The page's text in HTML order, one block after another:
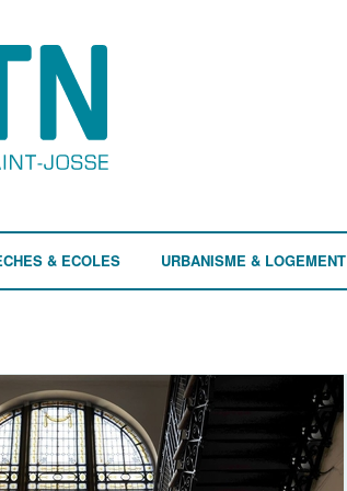
& ECOLES URBANISME & LOGEMENT